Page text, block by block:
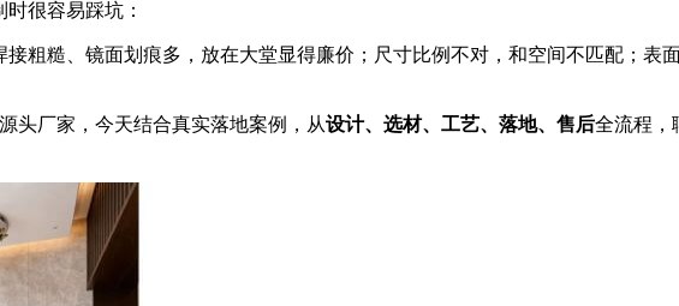
很容易踩坑：
粗糙、镜面划痕多，放在大堂显得廉价；尺寸比例不对，和空间不匹配；
头厂家，今天结合真实落地案例，从设计、选材、工艺、落地、售后全流程，